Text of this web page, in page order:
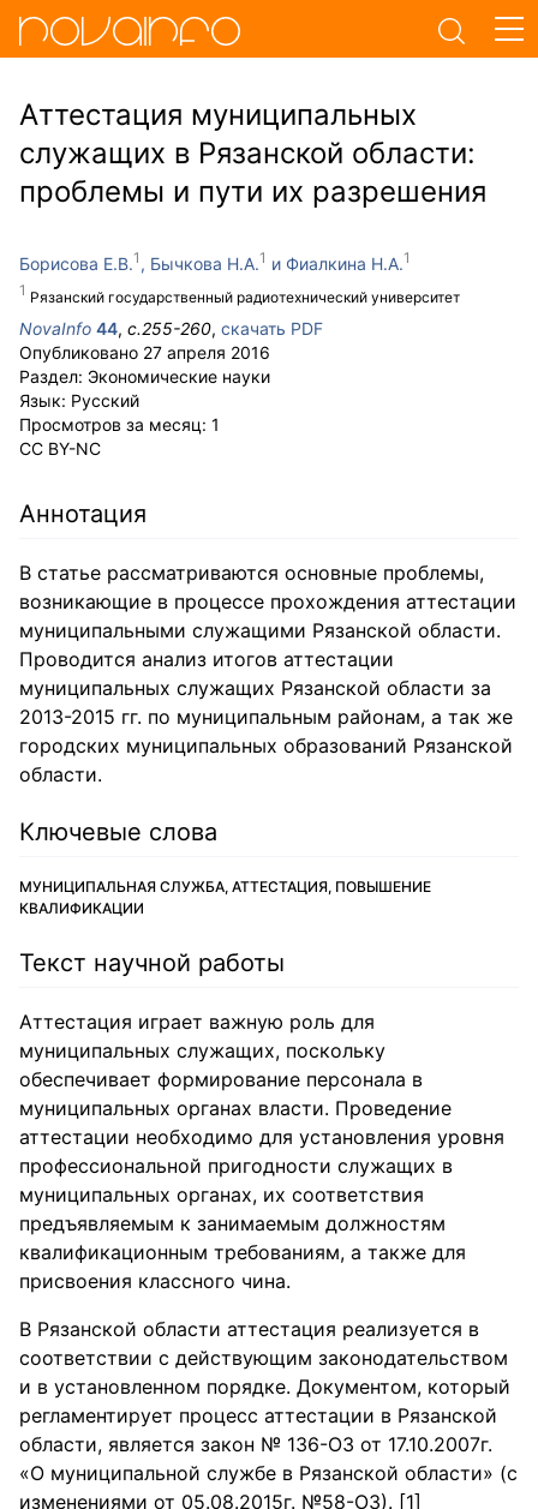
Аттестация муниципальных
служащих в Рязанской области:
проблемы и пути их разрешения
Борисова Е.В.
Рязанский государственный радиотехнический университет
Бычкова Н.А. Фиалкина Н.А.
NovaInfo 44, с.255-260, скачать PDF
Опубликовано 27 апреля 2016
Раздел: Экономические науки
Язык: Русский
Просмотров за месяц: 1
CC BY-NC
Аннотация
В статье рассматриваются основные проблемы,
возникающие в процессе прохождения аттестации
муниципальными служащими Рязанской области.
Проводится анализ итогов аттестации
муниципальных служащих Рязанской области за
2013-2015 гг. по муниципальным районам, а так же
городских муниципальных образований Рязанской
области.
Ключевые слова
МУНИЦИПАЛЬНАЯ СЛУЖБА, АТТЕСТАЦИЯ, ПОВЫШЕНИЕ
КВАЛИФИКАЦИИ
Текст научной работы
Аттестация играет важную роль для
муниципальных служащих, поскольку
обеспечивает формирование персонала в
муниципальных органах власти. Проведение
аттестации необходимо для установления уровня
профессиональной пригодности служащих в
муниципальных органах, их соответствия
предъявляемым к занимаемым должностям
квалификационным требованиям, а также для
присвоения классного чина.
В Рязанской области аттестация реализуется в
соответствии с действующим законодательством
и в установленном порядке. Документом, который
регламентирует процесс аттестации в Рязанской
области, является закон № 136-ОЗ от 17.10.2007г.
«О муниципальной службе в Рязанской области» (с
изменениями от 05.08.2015г. №58-ОЗ). [1]